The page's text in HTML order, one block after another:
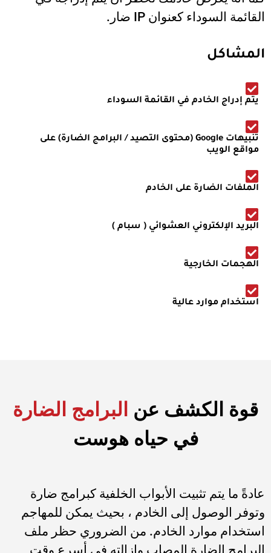
القائمة السوداء كعنوان IP ضار.
المشاكل
يتم إدراج الخادم في القائمة السوداء
تنبيهات Google (محتوى التصيد / البرامج الضارة) على
مواقع الويب
الملفات الضارة على الخادم
البريد الإلكتروني العشوائي ( سبام )
الهجمات الخارجية
استخدام موارد عالية
قوة الكشف عن البرامج الضارة
في حياه هوست
عادةً ما يتم تثبيت الأبواب الخلفية كبرامج ضارة
وتوفر الوصول إلى الخادم ، بحيث يمكن للمهاجم
استخدام موارد الخادم. من الضروري حظر ملف